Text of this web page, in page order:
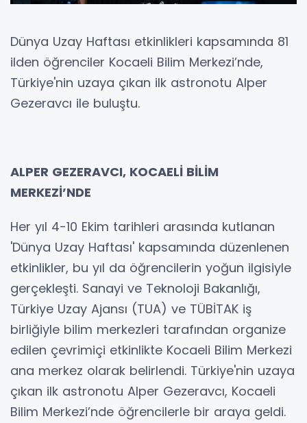
Dünya Uzay Haftası etkinlikleri kapsamında 81
ilden öğrenciler Kocaeli Bilim Merkezi’nde,
Türkiye'nin uzaya çıkan ilk astronotu Alper
Gezeravcı ile buluştu.
ALPER GEZERAVCI, KOCAELİ BİLİM
MERKEZİ’NDE
Her yıl 4-10 Ekim tarihleri arasında kutlanan
'Dünya Uzay Haftası' kapsamında düzenlenen
etkinlikler, bu yıl da öğrencilerin yoğun ilgisiyle
gerçekleşti. Sanayi ve Teknoloji Bakanlığı,
Türkiye Uzay Ajansı (TUA) ve TÜBİTAK iş
birliğiyle bilim merkezleri tarafından organize
edilen çevrimiçi etkinlikte Kocaeli Bilim Merkezi
ana merkez olarak belirlendi. Türkiye'nin uzaya
çıkan ilk astronotu Alper Gezeravcı, Kocaeli
Bilim Merkezi’nde öğrencilerle bir araya geldi.